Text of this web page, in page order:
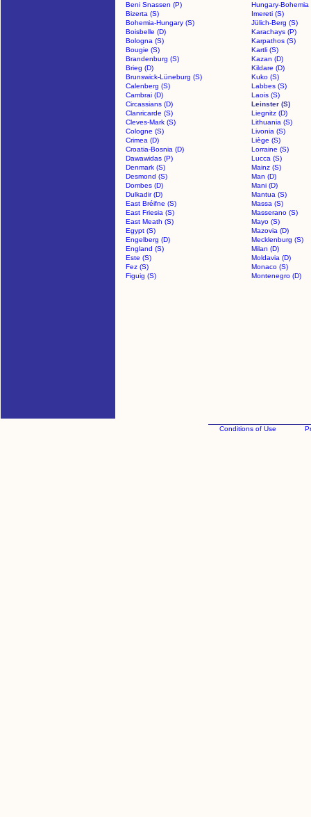
Beni Snassen (P)
Hungary-Bohemia
Bizerta (S)
Imereti (S)
Bohemia-Hungary (S)
Jülich-Berg (S)
Boisbelle (D)
Karachays (P)
Bologna (S)
Karpathos (S)
Bougie (S)
Kartli (S)
Brandenburg (S)
Kazan (D)
Brieg (D)
Kildare (D)
Brunswick-Lüneburg (S)
Kuko (S)
Calenberg (S)
Labbes (S)
Cambrai (D)
Laois (S)
Circassians (D)
Leinster (S)
Clanricarde (S)
Liegnitz (D)
Cleves-Mark (S)
Lithuania (S)
Cologne (S)
Livonia (S)
Crimea (D)
Liège (S)
Croatia-Bosnia (D)
Lorraine (S)
Dawawidas (P)
Lucca (S)
Denmark (S)
Mainz (S)
Desmond (S)
Man (D)
Dombes (D)
Mani (D)
Dulkadir (D)
Mantua (S)
East Bréifne (S)
Massa (S)
East Friesia (S)
Masserano (S)
East Meath (S)
Mayo (S)
Egypt (S)
Mazovia (D)
Engelberg (D)
Mecklenburg (S)
England (S)
Milan (D)
Este (S)
Moldavia (D)
Fez (S)
Monaco (S)
Figuig (S)
Montenegro (D)
Conditions of Use